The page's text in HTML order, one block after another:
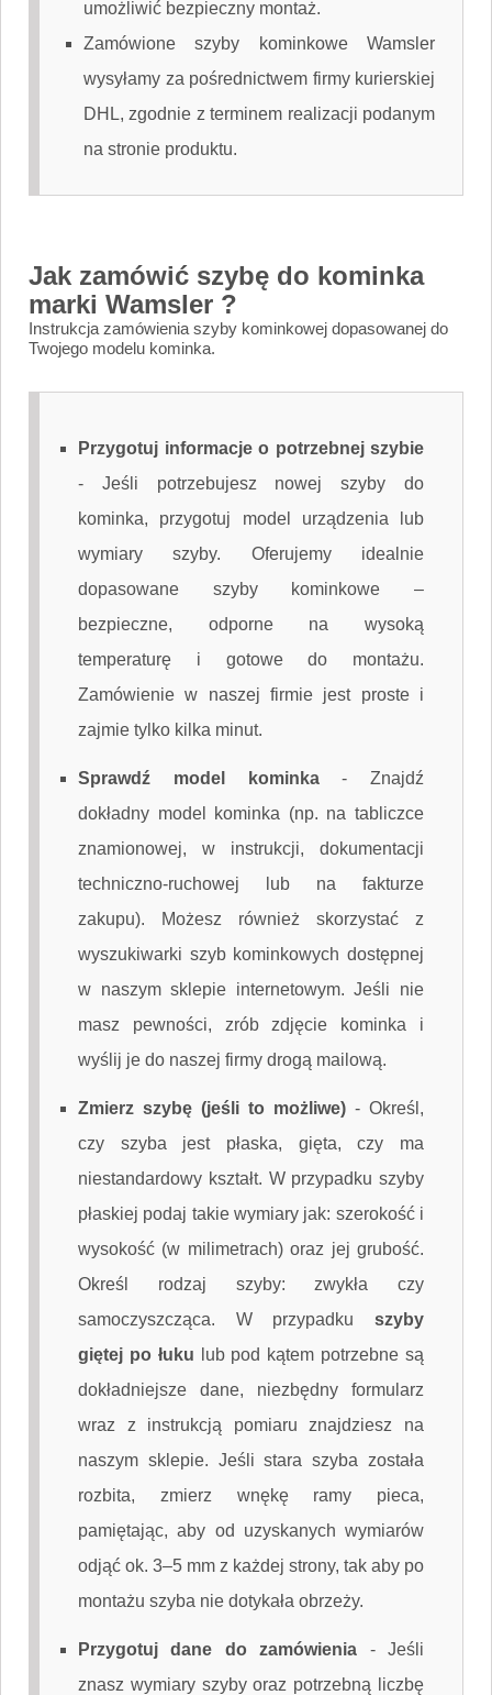
umożliwić bezpieczny montaż.
Zamówione szyby kominkowe Wamsler
wysyłamy za pośrednictwem firmy kurierskiej
DHL, zgodnie z terminem realizacji podanym
na stronie produktu.
Jak zamówić szybę do kominka
marki Wamsler ?
Instrukcja zamówienia szyby kominkowej dopasowanej do
Twojego modelu kominka.
Przygotuj informacje o potrzebnej szybie
- Jeśli potrzebujesz nowej szyby do
kominka, przygotuj model urządzenia lub
wymiary szyby. Oferujemy idealnie
dopasowane szyby kominkowe –
bezpieczne, odporne na wysoką
temperaturę i gotowe do montażu.
Zamówienie w naszej firmie jest proste i
zajmie tylko kilka minut.
Sprawdź model kominka- Znajdź
dokładny model kominka (np. na tabliczce
znamionowej, w instrukcji, dokumentacji
techniczno-ruchowej lub na fakturze
zakupu). Możesz również skorzystać z
wyszukiwarki szyb kominkowych dostępnej
w naszym sklepie internetowym. Jeśli nie
masz pewności, zrób zdjęcie kominka i
wyślij je do naszej firmy drogą mailową.
Zmierz szybę (jeśli to możliwe) - Określ,
czy szyba jest płaska, gięta, czy ma
niestandardowy kształt. W przypadku szyby
płaskiej podaj takie wymiary jak: szerokość i
wysokość (w milimetrach) oraz jej grubość.
Określ rodzaj szyby: zwykła czy
samoczyszcząca. W przypadku szyby
giętej po łuku lub pod kątem potrzebne są
dokładniejsze dane, niezbędny formularz
wraz z instrukcją pomiaru znajdziesz na
naszym sklepie. Jeśli stara szyba została
rozbita, zmierz wnękę ramy pieca,
pamiętając, aby od uzyskanych wymiarów
odjąć ok. 3–5 mm z każdej strony, tak aby po
montażu szyba nie dotykała obrzeży.
Przygotuj dane do zamówienia -Jeśli
znasz wymiary szyby oraz potrzebną liczbę